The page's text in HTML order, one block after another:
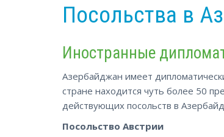
Посольства в
Иностранные
Азербайджан имеет
стране находится чуть более 50
действующих посольств в
Посольство Австрии